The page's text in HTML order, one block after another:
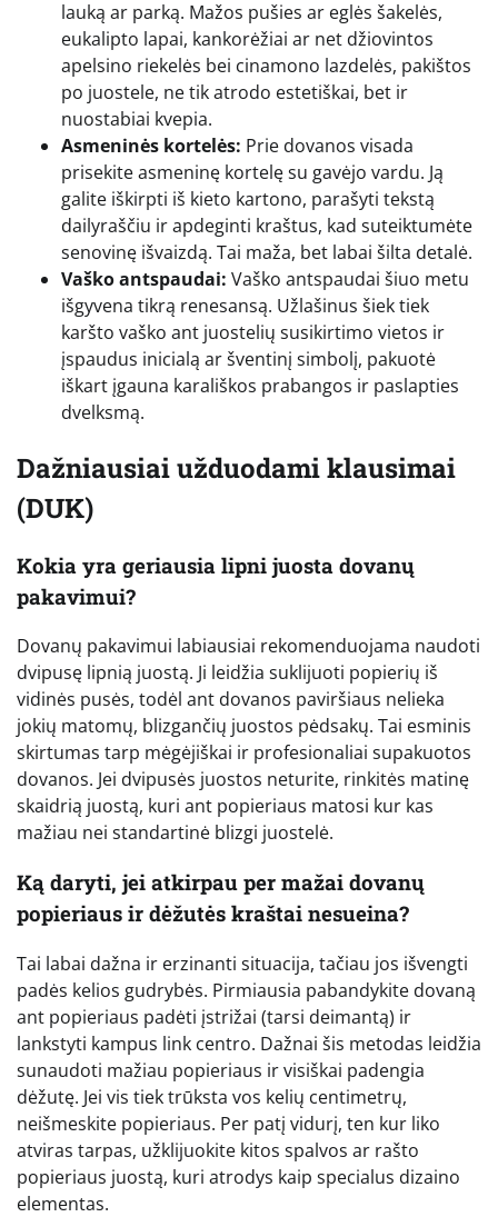
lauką ar parką. Mažos pušies ar eglės šakelės,
eukalipto lapai, kankorėžiai ar net džiovintos
apelsino riekelės bei cinamono lazdelės, pakištos
po juostele, ne tik atrodo estetiškai, bet ir
nuostabiai kvepia.
Asmeninės kortelės: Prie dovanos visada
prisekite asmeninę kortelę su gavėjo vardu. Ją
galite iškirpti iš kieto kartono, parašyti tekstą
dailyraščiu ir apdeginti kraštus, kad suteiktumėte
senovinę išvaizdą. Tai maža, bet labai šilta detalė.
Vaško antspaudai: Vaško antspaudai šiuo metu
išgyvena tikrą renesansą. Užlašinus šiek tiek
karšto vaško ant juostelių susikirtimo vietos ir
įspaudus inicialą ar šventinį simbolį, pakuotė
iškart įgauna karališkos prabangos ir paslapties
dvelksmą.
Dažniausiai užduodami klausimai
(DUK)
Kokia yra geriausia lipni juosta dovanų
pakavimui?
Dovanų pakavimui labiausiai rekomenduojama naudoti
dvipusę lipnią juostą. Ji leidžia suklijuoti popierių iš
vidinės pusės, todėl ant dovanos paviršiaus nelieka
jokių matomų, blizgančių juostos pėdsakų. Tai esminis
skirtumas tarp mėgėjiškai ir profesionaliai supakuotos
dovanos. Jei dvipusės juostos neturite, rinkitės matinę
skaidrią juostą, kuri ant popieriaus matosi kur kas
mažiau nei standartinė blizgi juostelė.
Ką daryti, jei atkirpau per mažai dovanų
popieriaus ir dėžutės kraštai nesueina?
Tai labai dažna ir erzinanti situacija, tačiau jos išvengti
padės kelios gudrybės. Pirmiausia pabandykite dovaną
ant popieriaus padėti įstrižai (tarsi deimantą) ir
lankstyti kampus link centro. Dažnai šis metodas leidžia
sunaudoti mažiau popieriaus ir visiškai padengia
dėžutę. Jei vis tiek trūksta vos kelių centimetrų,
neišmeskite popieriaus. Per patį vidurį, ten kur liko
atviras tarpas, užklijuokite kitos spalvos ar rašto
popieriaus juostą, kuri atrodys kaip specialus dizaino
elementas.